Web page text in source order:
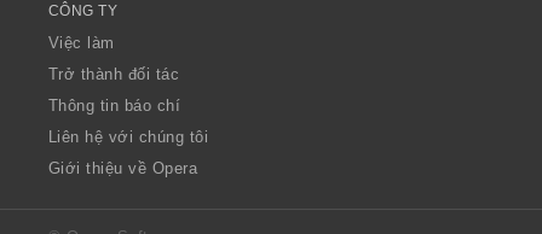
CÔNG TY
Việc làm
Trở thành đối tác
Thông tin báo chí
Liên hệ với chúng tôi
Giới thiệu về Opera